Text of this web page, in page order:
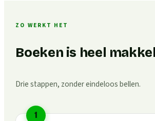
ZO WERKT HET
Boeken is heel
Drie stappen, zonder eindeloos bellen.
1